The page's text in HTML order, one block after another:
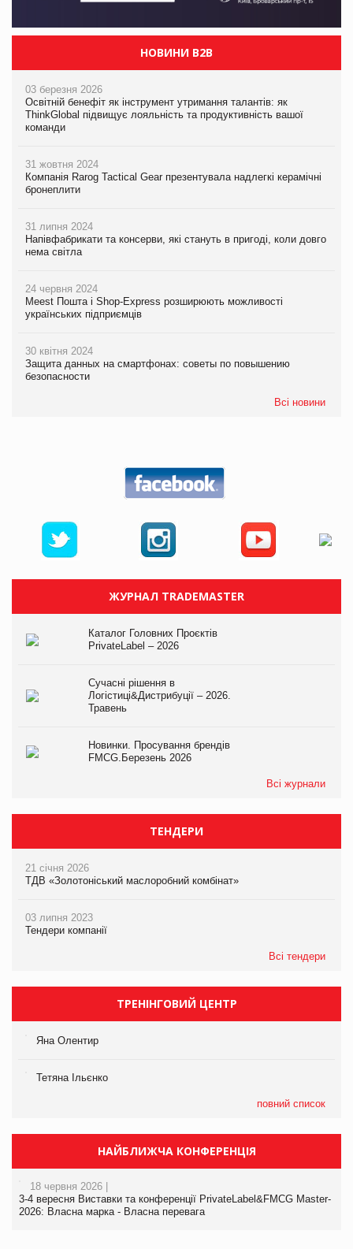
НОВИНИ B2B
03 березня 2026
Освітній бенефіт як інструмент утримання талантів: як
ThinkGlobal підвищує лояльність та продуктивність вашої
команди
31 жовтня 2024
Компанія Rarog Tactical Gear презентувала надлегкі керамічні
бронеплити
31 липня 2024
Напівфабрикати та консерви, які стануть в пригоді, коли довго
нема світла
24 червня 2024
Meest Пошта і Shop-Express розширюють можливості
українських підприємців
30 квітня 2024
Защита данных на смартфонах: советы по повышению
безопасности
Всі новини
ЖУРНАЛ TRADEMASTER
Каталог Головних Проєктів
PrivateLabel – 2026
Сучасні рішення в
Логістиці&Дистрибуції – 2026.
Травень
Новинки. Просування брендів
FMCG.Березень 2026
Всі журнали
ТЕНДЕРИ
21 січня 2026
ТДВ «Золотоніський маслоробний комбінат»
03 липня 2023
Тендери компанії
Всі тендери
ТРЕНІНГОВИЙ ЦЕНТР
Яна Олентир
Тетяна Ільєнко
повний список
НАЙБЛИЖЧА КОНФЕРЕНЦІЯ
18 червня 2026 |
3-4 вересня Виставки та конференції PrivateLabel&FMCG Master-
2026: Власна марка - Власна перевага